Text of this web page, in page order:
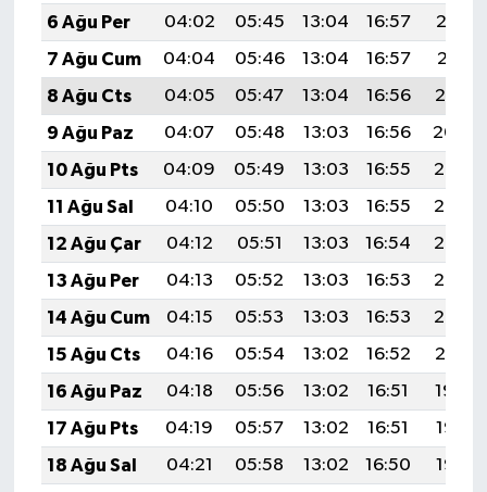
6 Ağu Per
04:02 05:45 13:04 16:57
20:12
7 Ağu Cum
04:04 05:46 13:04 16:57
20:11
8 Ağu Cts
04:05 05:47 13:04 16:56
20:10
9 Ağu Paz
04:07 05:48 13:03 16:56
20:09
10 Ağu Pts
04:09 05:49 13:03 16:55
20:07
11 Ağu Sal
04:10 05:50 13:03 16:55
20:06
12 Ağu Çar
04:12 05:51 13:03 16:54
20:05
13 Ağu Per
04:13 05:52 13:03 16:53
20:03
14 Ağu Cum
04:15 05:53 13:03 16:53
20:02
15 Ağu Cts
04:16 05:54 13:02 16:52
20:01
16 Ağu Paz
04:18 05:56 13:02 16:51
19:59
17 Ağu Pts
04:19 05:57 13:02 16:51
19:58
18 Ağu Sal
04:21 05:58 13:02 16:50
19:56